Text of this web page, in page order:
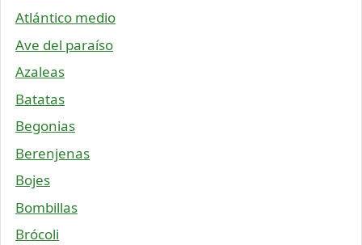
Atlántico medio
Ave del paraíso
Azaleas
Batatas
Begonias
Berenjenas
Bojes
Bombillas
Brócoli